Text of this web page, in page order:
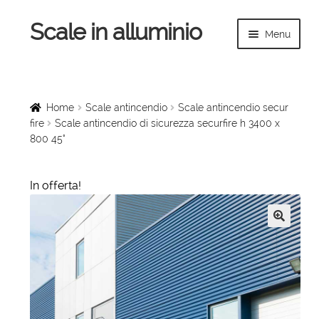
Vai
alla
Vai
al
Scale in alluminio Menu
child
Scale a chiocciola
Scale per interni
Linee vita
il
menu
child
Scale in legno
Espandi
il
menu
child
Rampe di carico
Sollevatori
Espandi
il
Home Scale antincendio
Scale antincendio secur
fire
Scale antincendio di sicurezza securfire h 3400 x
800 45°
In offerta!
🔍